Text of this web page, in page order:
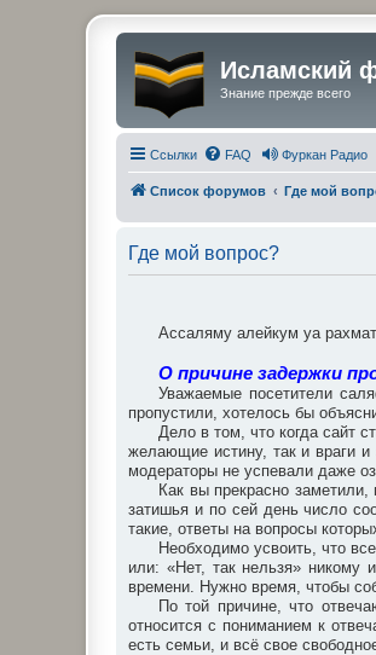
Исламский
Знание прежде всего
Ссылки FAQ Фуркан Радио
Список форумов Где мой
Где мой вопрос?
Ассаляму алейкум уа
О причине задержки
Уважаемые посетители
пропустили, хотелось бы
Дело в том, что когда сайт
желающие истину, так и враги
модераторы не успевали даже
Как вы прекрасно
затишья и по сей день число
такие, ответы на вопросы
Необходимо усвоить, что
или: «Нет, так нельзя» никому
времени. Нужно время, чтобы
По той причине, что
относится с пониманием к
есть семьи, и всё свое